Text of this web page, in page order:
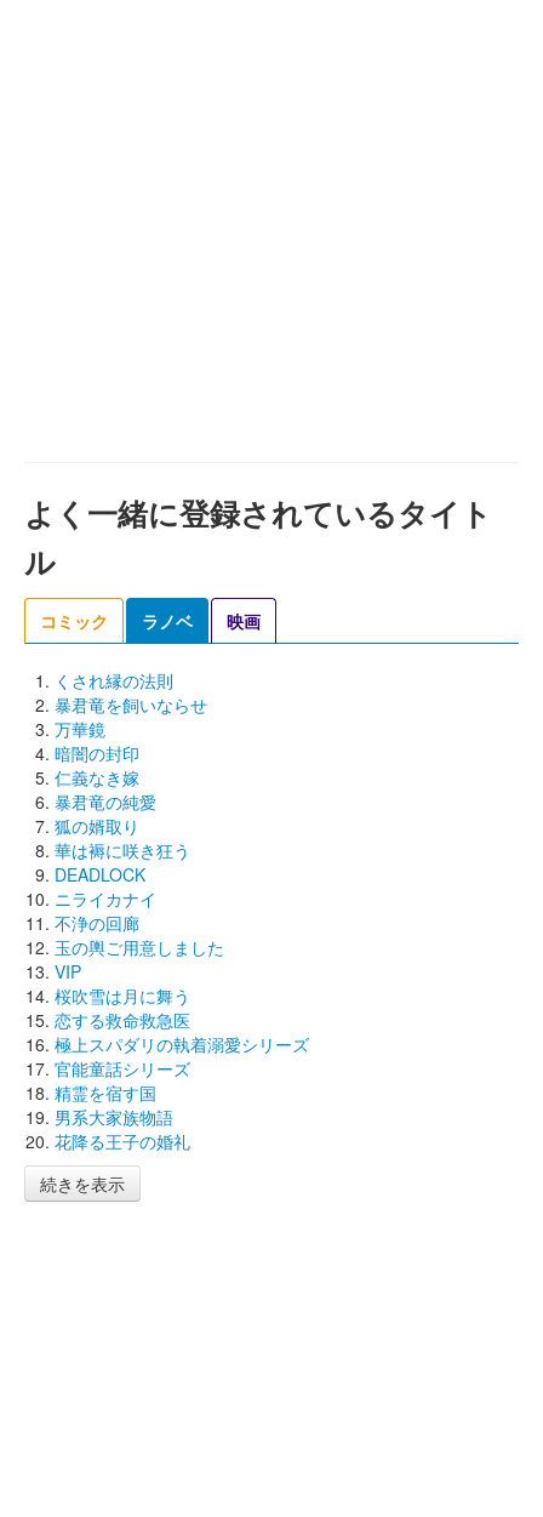
よく一緒に登録されているタイト
ル
コミック ラノベ 映画
くされ縁の法則
暴君竜を飼いならせ
万華鏡
暗闇の封印
仁義なき嫁
暴君竜の純愛
狐の婿取り
華は褥に咲き狂う
DEADLOCK
ニライカナイ
不浄の回廊
玉の輿ご用意しました
VIP
桜吹雪は月に舞う
恋する救命救急医
極上スパダリの執着溺愛シリーズ
官能童話シリーズ
精霊を宿す国
男系大家族物語
花降る王子の婚礼
続きを表示